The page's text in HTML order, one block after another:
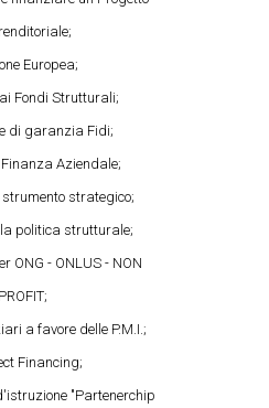
Europea;
Fondi Strutturali;
di garanzia Fidi;
Aziendale;
strategico;
politica strutturale;
ONG - ONLUS - NON
PROFIT;
a favore delle P.M.I.;
Financing;
"Partenerchip